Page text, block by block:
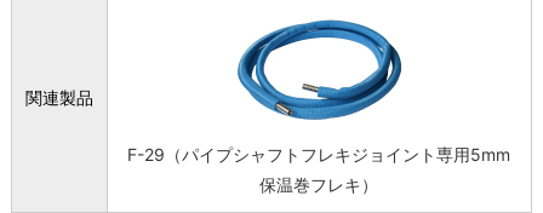
関連製品
F-29（パイプシャフトフレキジョイント専用5mm
保温巻フレキ）